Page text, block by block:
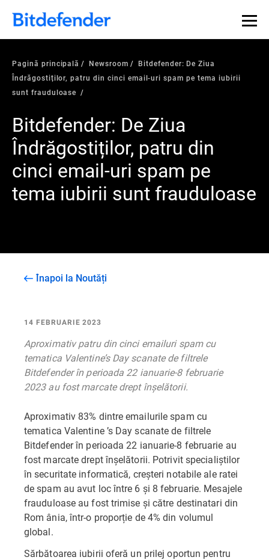
Pagină principală Newsroom
Bitdefender: De Ziua
Îndrăgostiților, patru din cinci email-uri spam pe tema iubirii
sunt frauduloase
Bitdefender: De Ziua
Îndrăgostiților, patru din
cinci email-uri spam pe
tema iubirii sunt frauduloase
Înapoi la Noutăți
14 FEBRUARIE 2023
Aproximativ patru din cinci emailuri spam cu
tematica Valentine’s Day scanate de filtrele
Bitdefender în perioada 22 ianuarie-8 februarie
2023 au fost marcate drept înșelătorii.
Aproximativ 83% dintre emailurile spam cu
tematica Valentine ’s Day scanate de filtrele
Bitdefender în perioada 22 ianuarie-8 februarie au
fost marcate drept înșelătorii. Potrivit specialiștilor
în securitate informatică, creșteri notabile ale ratei
de spam au avut loc între 6 și 8 februarie. Mesajele
frauduloase au fost trimise și către destinatari din
Rom ânia, într-o proporție de 4% din volumul
global.
Sărbătoarea iubirii oferă un prilej oportun pentru